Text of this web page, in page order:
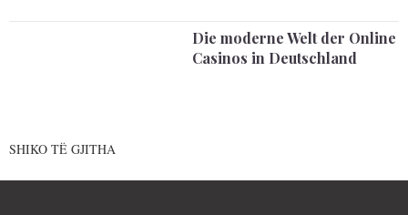
Die moderne Welt der Online
Casinos in Deutschland
SHIKO TË GJITHA